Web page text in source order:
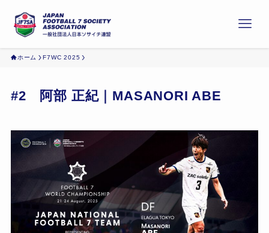
ホーム F7WC 2025
#2 阿部 正紀｜MASANORI ABE